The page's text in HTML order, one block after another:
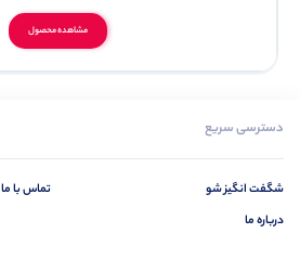
مشاهده محصول
دسترسی سریع
شگفت انگیز شو
درباره ما
تماس با ما